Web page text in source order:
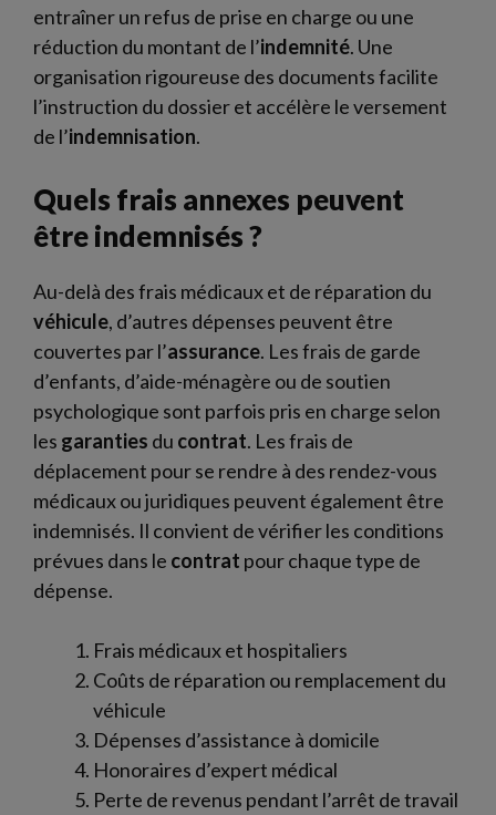
entraîner un refus de prise en charge ou une
réduction du montant de l’indemnité. Une
organisation rigoureuse des documents facilite
l’instruction du dossier et accélère le versement
de l’indemnisation.
Quels frais annexes peuvent
être indemnisés ?
Au-delà des frais médicaux et de réparation du
véhicule, d’autres dépenses peuvent être
couvertes par l’assurance. Les frais de garde
d’enfants, d’aide-ménagère ou de soutien
psychologique sont parfois pris en charge selon
les garanties du contrat. Les frais de
déplacement pour se rendre à des rendez-vous
médicaux ou juridiques peuvent également être
indemnisés. Il convient de vérifier les conditions
prévues dans le contrat pour chaque type de
dépense.
Frais médicaux et hospitaliers
Coûts de réparation ou remplacement du
véhicule
Dépenses d’assistance à domicile
Honoraires d’expert médical
Perte de revenus pendant l’arrêt de travail